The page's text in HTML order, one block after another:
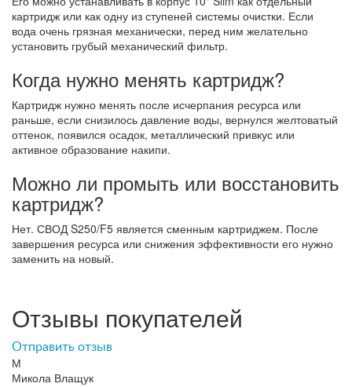
картридж или как одну из ступеней системы очистки. Если
вода очень грязная механически, перед ним желательно
установить грубый механический фильтр.
Когда нужно менять картридж?
Картридж нужно менять после исчерпания ресурса или
раньше, если снизилось давление воды, вернулся желтоватый
оттенок, появился осадок, металлический привкус или
активное образование накипи.
Можно ли промыть или восстановить
картридж?
Нет. СВОД S250/F5 является сменным картриджем. После
завершения ресурса или снижения эффективности его нужно
заменить на новый.
Отзывы покупателей
Отправить отзыв
М
Микола Влащук